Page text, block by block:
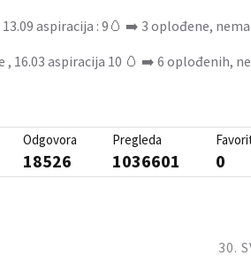
Odgovora
18526
Pregleda
1036601 0
aspiracija : 9🥚 ➡️ 3 oplođene,
aspiracija 10 🥚 ➡️ 6 oplođenih,
30.